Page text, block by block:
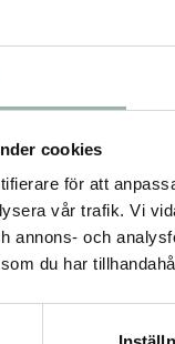
cookies
för att
vår trafik. Vi
annons- och
du har
katter. Det är
av
i tarmen.
med problem som
kurrar.
problem som
obalans i mag/
även
hjälper
ett ökat upptag